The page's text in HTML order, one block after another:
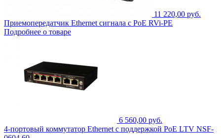
11 220,00 руб.
Приемопередатчик Ethernet сигнала с PoE RVi-PE
Подробнее о товаре
6 560,00 руб.
4-портовый коммутатор Ethernet с поддержкой PoE LTV NSF-